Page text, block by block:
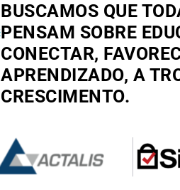
BUSCAMOS QUE
PENSAM SOBRE
CONECTAR,
APRENDIZADO, A
CRESCIMENTO.